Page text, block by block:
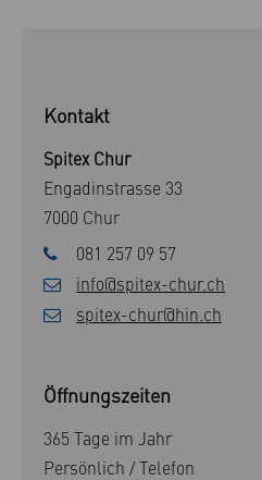
Kontakt
Spitex Chur
Engadinstrasse 33
7000 Chur
081 257 09 57
info@spitex-chur.ch
spitex-chur@hin.ch
Öffnungszeiten
365 Tage im Jahr
Persönlich / Telefon